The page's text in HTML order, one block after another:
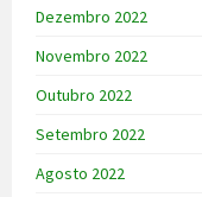
Dezembro 2022
Novembro 2022
Outubro 2022
Setembro 2022
Agosto 2022